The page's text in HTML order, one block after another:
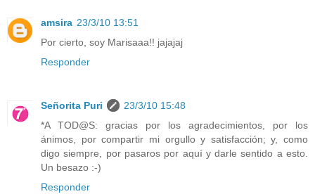
amsira 23/3/10 13:51
Por cierto, soy Marisaaa!! jajajaj
Responder
Señorita Puri
23/3/10 15:48
*A TOD@S: gracias por los agradecimientos, por los
ánimos, por compartir mi orgullo y satisfacción; y, como
digo siempre, por pasaros por aquí y darle sentido a esto.
Un besazo :-)
Responder